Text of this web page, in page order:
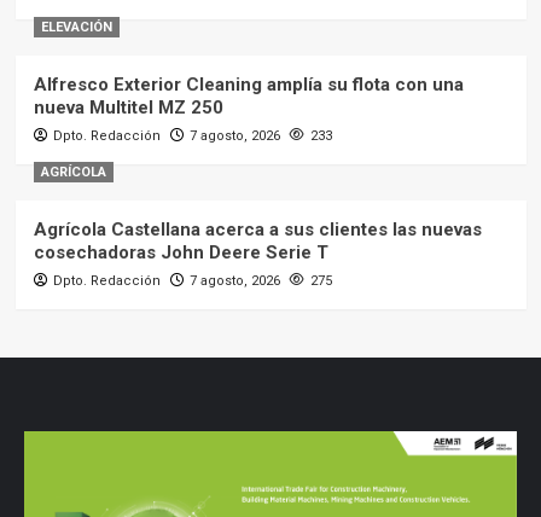
ELEVACIÓN
Alfresco Exterior Cleaning amplía su flota con una
nueva Multitel MZ 250
Dpto. Redacción 7 agosto, 2026 233
AGRÍCOLA
Agrícola Castellana acerca a sus clientes las nuevas
cosechadoras John Deere Serie T
Dpto. Redacción 7 agosto, 2026 275